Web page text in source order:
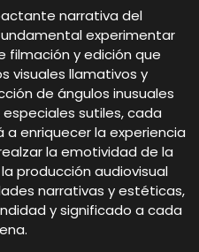
narrativa del
experimentar
filmación y edición que
visuales llamativos y
de ángulos inusuales
sutiles, cada
enriquecer la experiencia
la emotividad de la
producción audiovisual
narrativas y estéticas,
y significado a cada